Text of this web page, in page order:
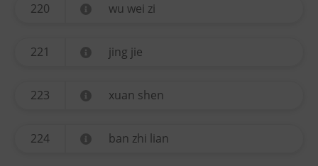
220 wu wei zi
221 jing jie
223 xuan shen
224 ban zhi lian